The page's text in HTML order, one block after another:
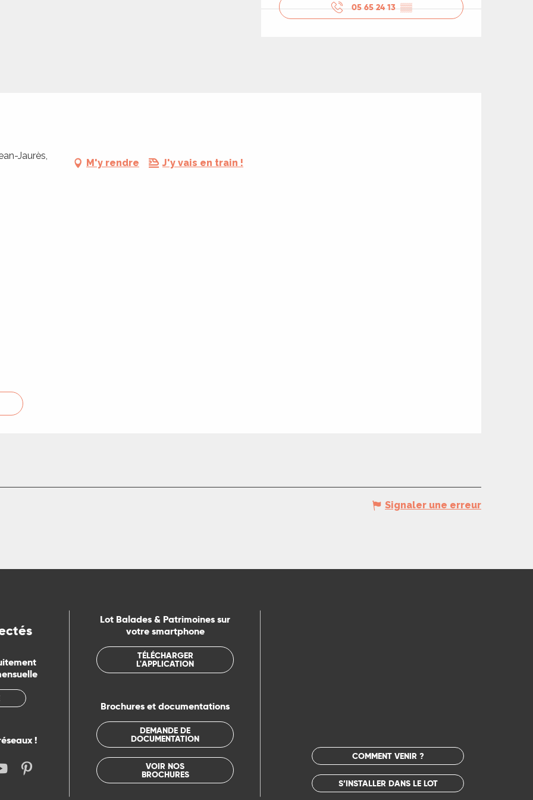
05 65 24 13 ▒▒
Jaurès,
M'y rendre J'y vais en train !
Signaler une erreur
!
Lot Balades & Patrimoines sur
votre smartphone
TÉLÉCHARGER
L'APPLICATION
Brochures et documentations
DEMANDE DE
DOCUMENTATION
VOIR NOS
BROCHURES
COMMENT VENIR ?
S’INSTALLER DANS LE LOT